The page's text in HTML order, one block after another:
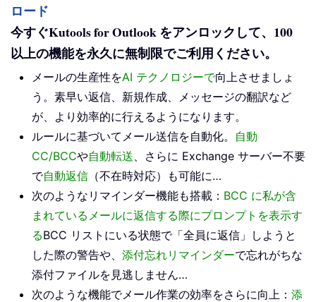
ロード
今すぐKutools for Outlook をアンロックして、100
以上の機能を永久に無制限でご利用ください。
メールの生産性をAI テクノロジーで向上させましょ
う。素早い返信、新規作成、メッセージの翻訳など
が、より効率的に行えるようになります。
ルールに基づいてメール送信を自動化。 自動
CC/BCCや自動転送 、さらに Exchange サーバー不要
で自動返信 （不在時対応）も可能に…
次のようなリマインダー機能も搭載： BCC に私が含
まれているメールに返信する際にプロンプトを表示す
るBCC リストにいる状態で「全員に返信」しようと
した際の警告や、 添付忘れリマインダーで忘れがちな
添付ファイルを見逃しません…
次のような機能でメール作業の効率をさらに向上： 添